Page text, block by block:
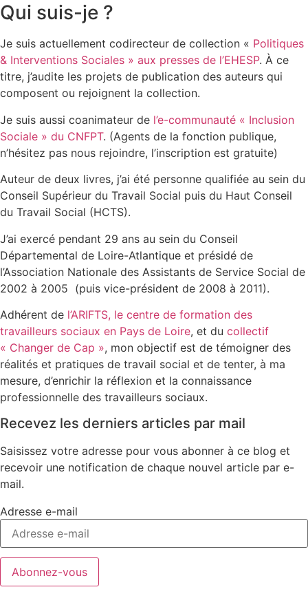
Qui suis-je ?
Je suis actuellement codirecteur de collection « Politiques
& Interventions Sociales » aux presses de l’EHESP. À ce
titre, j’audite les projets de publication des auteurs qui
composent ou rejoignent la collection.
Je suis aussi coanimateur de l’e-communauté « Inclusion
Sociale » du CNFPT. (Agents de la fonction publique,
n’hésitez pas nous rejoindre, l’inscription est gratuite)
Auteur de deux livres, j’ai été personne qualifiée au sein du
Conseil Supérieur du Travail Social puis du Haut Conseil
du Travail Social (HCTS).
J’ai exercé pendant 29 ans au sein du Conseil
Départemental de Loire-Atlantique et présidé de
l’Association Nationale des Assistants de Service Social de
2002 à 2005 (puis vice-président de 2008 à 2011).
Adhérent de l’ARIFTS, le centre de formation des
travailleurs sociaux en Pays de Loire, et du collectif
« Changer de Cap », mon objectif est de témoigner des
réalités et pratiques de travail social et de tenter, à ma
mesure, d’enrichir la réflexion et la connaissance
professionnelle des travailleurs sociaux.
Recevez les derniers articles par mail
Saisissez votre adresse pour vous abonner à ce blog et
recevoir une notification de chaque nouvel article par e-
mail.
Adresse e-mail
Abonnez-vous